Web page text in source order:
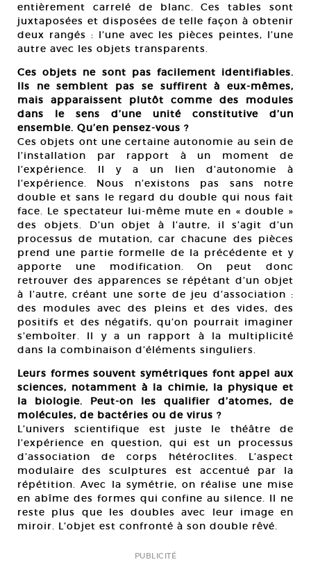
entièrement carrelé de blanc. Ces tables sont
juxtaposées et disposées de telle façon à obtenir
deux rangés : l’une avec les pièces peintes, l’une
autre avec les objets transparents.
Ces objets ne sont pas facilement identifiables.
Ils ne semblent pas se suffirent à eux-mêmes,
mais apparaissent plutôt comme des modules
dans le sens d’une unité constitutive d’un
ensemble. Qu’en pensez-vous ?
Ces objets ont une certaine autonomie au sein de
l’installation par rapport à un moment de
l’expérience. Il y a un lien d’autonomie à
l’expérience. Nous n’existons pas sans notre
double et sans le regard du double qui nous fait
face. Le spectateur lui-même mute en « double »
des objets. D’un objet à l’autre, il s’agit d’un
processus de mutation, car chacune des pièces
prend une partie formelle de la précédente et y
apporte une modification. On peut donc
retrouver des apparences se répétant d’un objet
à l’autre, créant une sorte de jeu d’association :
des modules avec des pleins et des vides, des
positifs et des négatifs, qu’on pourrait imaginer
s’emboîter. Il y a un rapport à la multiplicité
dans la combinaison d’éléments singuliers.
Leurs formes souvent symétriques font appel aux
sciences, notamment à la chimie, la physique et
la biologie. Peut-on les qualifier d’atomes, de
molécules, de bactéries ou de virus ?
L’univers scientifique est juste le théâtre de
l’expérience en question, qui est un processus
d’association de corps hétéroclites. L’aspect
modulaire des sculptures est accentué par la
répétition. Avec la symétrie, on réalise une mise
en abîme des formes qui confine au silence. Il ne
reste plus que les doubles avec leur image en
miroir. L’objet est confronté à son double rêvé.
PUBLICITÉ